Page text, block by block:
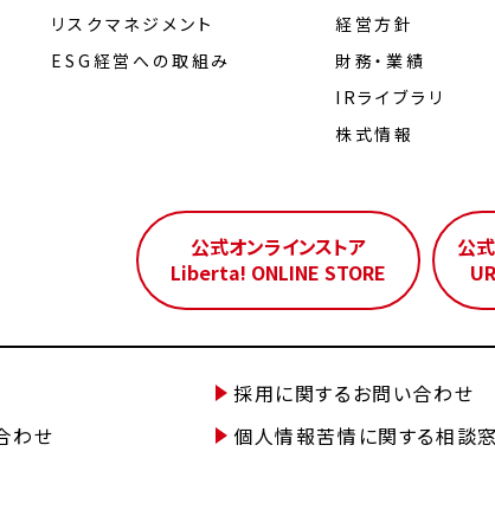
リスクマネジメント
ESG経営への取組み
経営⽅針
財務・業績
IRライブラリ
株式情報
公式オンラインストア
Liberta! ONLINE STORE
公
採用に関するお問い合わせ
わせ
個人情報苦情に関する相談